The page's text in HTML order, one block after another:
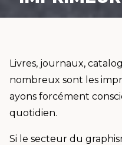
Livres, journaux,
nombreux sont les
ayons forcément
quotidien.
Si le secteur du